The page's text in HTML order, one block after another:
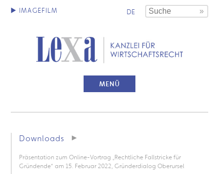
DE
MENÜ
Downloads
Präsentation zum Online-Vortrag „Rechtliche Fallstricke für
Gründende“ am 15. Februar 2022, Gründerdialog Oberursel